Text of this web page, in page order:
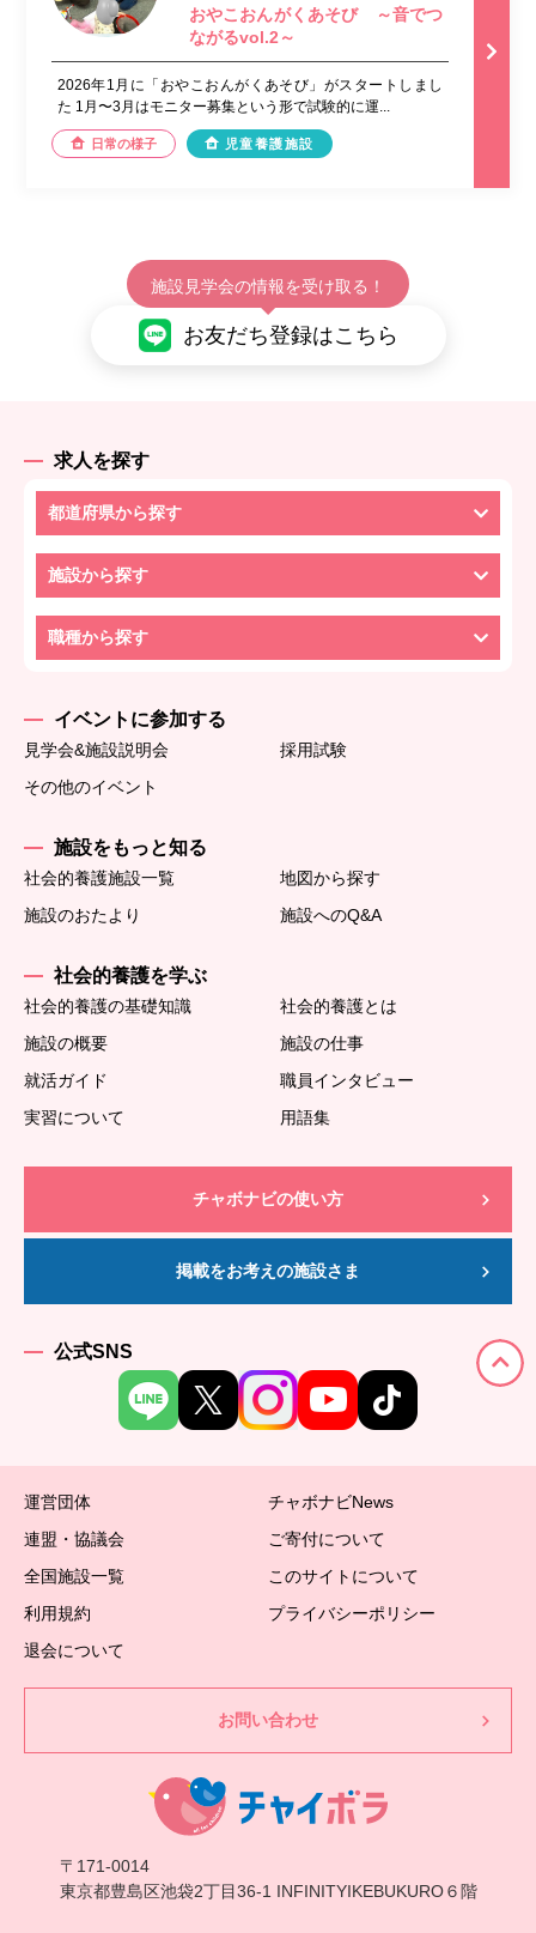
おやこおんがくあそび ～音でつ
ながるvol.2～
2026年1月に「おやこおんがくあそび」がスタートしまし
た 1月〜3月はモニター募集という形で試験的に運...
日常の様子 児童養護施設
施設見学会の情報を受け取る！
お友だち登録はこちら
求人を探す
都道府県から探す
施設から探す
職種から探す
イベントに参加する
見学会&施設説明会
採用試験
その他のイベント
施設をもっと知る
社会的養護施設一覧
地図から探す
施設のおたより
施設へのQ&A
社会的養護を学ぶ
社会的養護の基礎知識
社会的養護とは
施設の概要
施設の仕事
就活ガイド
職員インタビュー
実習について
用語集
チャボナビの使い方
掲載をお考えの施設さま
公式SNS
運営団体
チャボナビNews
連盟・協議会
ご寄付について
全国施設一覧
このサイトについて
利用規約
プライバシーポリシー
退会について
お問い合わせ
〒171-0014
東京都豊島区池袋2丁目36-1 INFINITYIKEBUKURO６階